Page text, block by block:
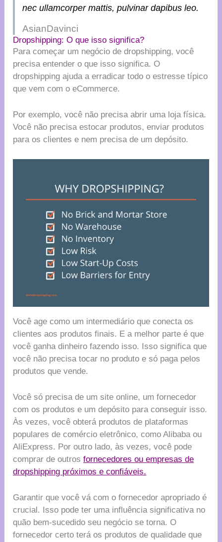
nec ullamcorper mattis, pulvinar dapibus leo.
AsianDavinci
Dropshipping: O que isso significa?
Para começar um negócio de dropshipping, você
precisa entender o que isso significa. O
dropshipping ajuda a erradicar todo o estresse típico
que vem com o eCommerce.
Por exemplo, você não precisa abrir uma loja física.
Você não precisa estocar produtos, enviar produtos
para os clientes e nem precisa de um depósito.
Você age como um intermediário que conecta os
clientes aos produtos finais. E a melhor parte é que
você ganha dinheiro fazendo isso. Isso significa que
você não precisa tocar no produto e só paga pelos
produtos que vende.
Você só precisa de um site online, um fornecedor
com os produtos e um depósito para conseguir isso.
Às vezes, você obterá produtos de plataformas
populares de comércio eletrônico, como Alibaba ou
AliExpress. Por outro lado, às vezes, você pode
comprar de outrosfornecedores ou empresas de
dropshipping próximos e confiáveis.
Garantir que você vá com o fornecedor apropriado é
crucial. Isso pode ter uma influência significativa no
quão bem-sucedido seu negócio se torna. O
fornecedor certo terá os produtos de qualidade que